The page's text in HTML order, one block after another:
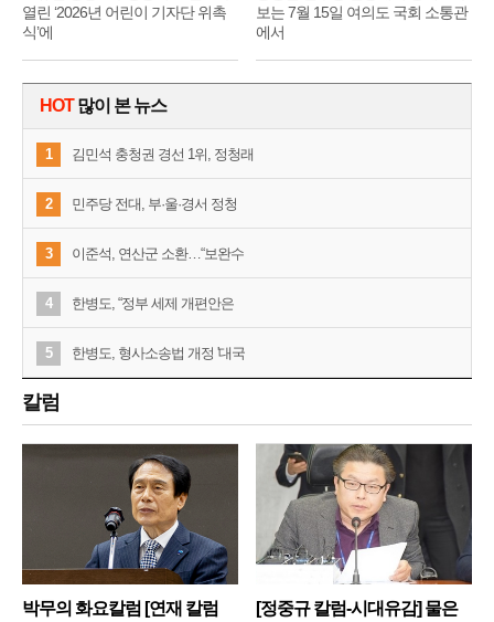
열린 ‘2026년 어린이 기자단 위촉
식’에
보는 7월 15일 여의도 국회 소통관
에서
HOT많이 본 뉴스
1 김민석 충청권 경선 1위, 정청래
2 민주당 전대, 부·울·경서 정청
3 이준석, 연산군 소환…“보완수
4 한병도, “정부 세제 개편안은
5 한병도, 형사소송법 개정 '대국
칼럼
박무의 화요칼럼 [연재 칼럼
[정중규 칼럼-시대유감] 물은